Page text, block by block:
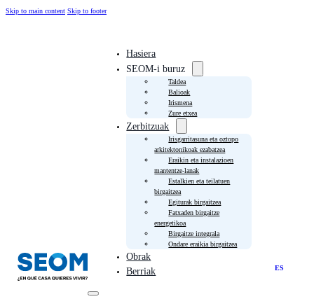
Skip to main content Skip to footer
Hasiera
SEOM-i buruz
Taldea
Balioak
Irismena
Zure etxea
Zerbitzuak
Irisgarritasuna eta oztopo
arkitektonikoak ezabatzea
Eraikin eta instalazioen
mantentze-lanak
Estalkien eta teilatuen
birgaitzea
Egiturak birgaitzea
Fatxaden birgaitze
energetikoa
Birgaitze integrala
Ondare eraikia birgaitzea
Obrak
Berriak
ES